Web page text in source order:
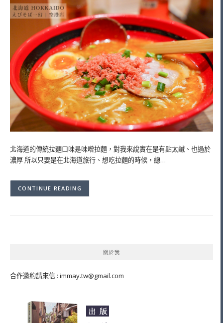
北海道的傳統拉麵口味是味噌拉麵，對我來說實在是有點太鹹、也過於
濃厚 所以只要是在北海道旅行、想吃拉麵的時候，總…
CONTINUE READING
關於我
合作邀約請來信 : immay.tw@gmail.com